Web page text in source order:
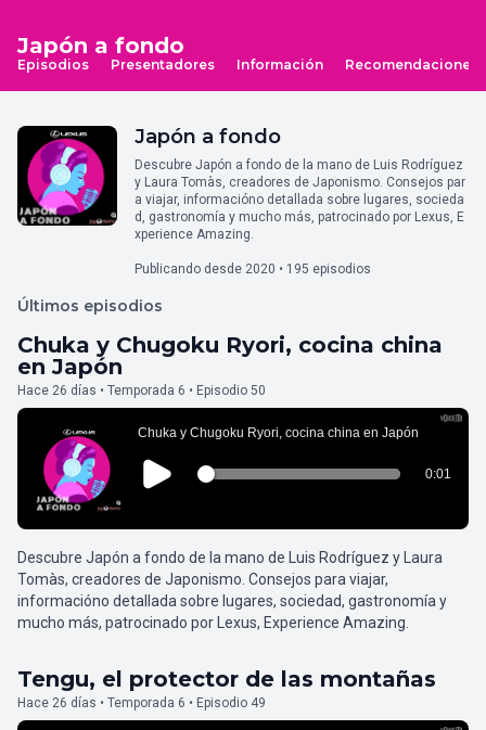
Japón a fondo
Episodios Presentadores Información Recomendaciones
Japón a fondo
Descubre Japón a fondo de la mano de Luis Rodríguez
y Laura Tomàs, creadores de Japonismo. Consejos par
a viajar, informacióno detallada sobre lugares, socieda
d, gastronomía y mucho más, patrocinado por Lexus, E
xperience Amazing.
Publicando desde 2020 • 195 episodios
Últimos episodios
Chuka y Chugoku Ryori, cocina china
en Japón
Hace 26 días • Temporada 6 • Episodio 50
Descubre Japón a fondo de la mano de Luis Rodríguez y Laura
Tomàs, creadores de Japonismo. Consejos para viajar,
informacióno detallada sobre lugares, sociedad, gastronomía y
mucho más, patrocinado por Lexus, Experience Amazing.
Tengu, el protector de las montañas
Hace 26 días • Temporada 6 • Episodio 49